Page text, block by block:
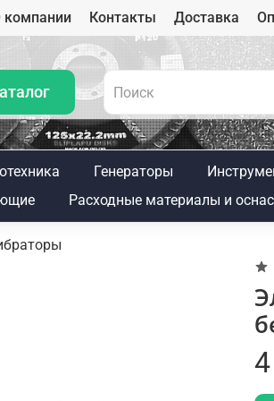
компании Контакты Доставка
Генераторы
Расходные материалы и